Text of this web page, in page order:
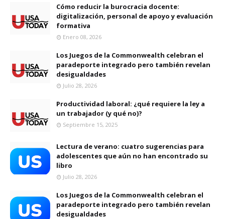
Cómo reducir la burocracia docente:
digitalización, personal de apoyo y evaluación
formativa
Enero 08, 2026
Los Juegos de la Commonwealth celebran el
paradeporte integrado pero también revelan
desigualdades
Julio 28, 2026
Productividad laboral: ¿qué requiere la ley a
un trabajador (y qué no)?
Septiembre 15, 2025
Lectura de verano: cuatro sugerencias para
adolescentes que aún no han encontrado su
libro
Julio 28, 2026
Los Juegos de la Commonwealth celebran el
paradeporte integrado pero también revelan
desigualdades